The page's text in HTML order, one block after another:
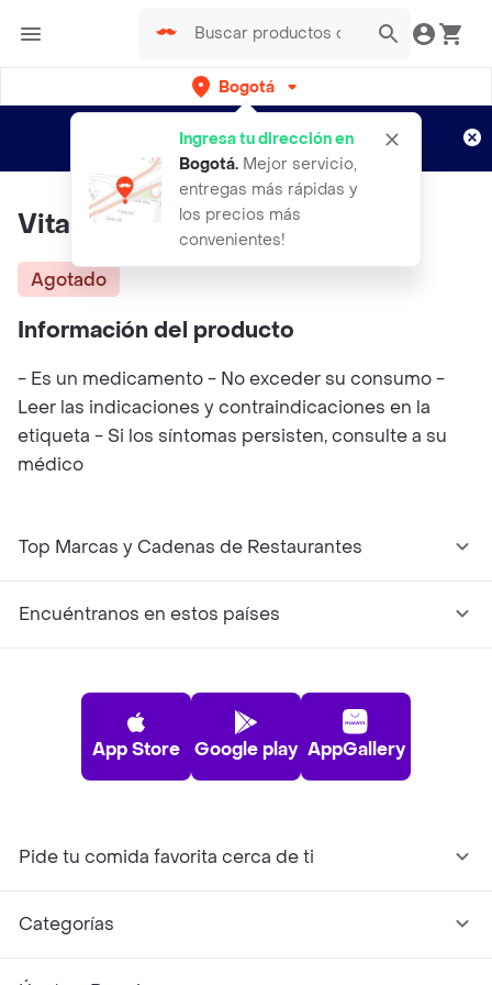
Bogotá
Ingresa tu dirección en
Bogotá. Mejor servicio,
entregas más rápidas y
los precios más
convenientes!
envíos gratis por semanas
Aplican TyC
Vitafer 500 Ml
Agotado
Información del producto
- Es un medicamento - No exceder su consumo -
Leer las indicaciones y contraindicaciones en la
etiqueta - Si los síntomas persisten, consulte a su
médico
Top Marcas y Cadenas de Restaurantes
Encuéntranos en estos países
App Store Google play AppGallery
Pide tu comida favorita cerca de ti
Categorías